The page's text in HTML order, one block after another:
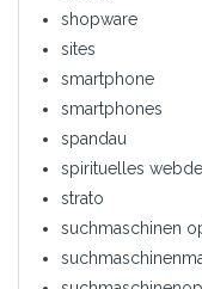
shopware
sites
smartphone
smartphones
spandau
spirituelles
strato
suchmaschinen